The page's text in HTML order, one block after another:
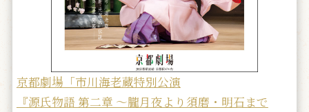
京都劇場「市川海老蔵特別公演
『源氏物語 第二章 ～朧月夜より須磨・明石まで